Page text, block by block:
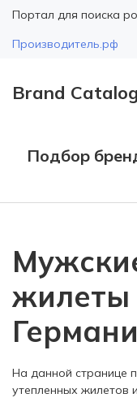
Портал для поиска
Производитель.рф
Brand Catalog
Подбор
жилеты
На данной странице
утепленных жилетов